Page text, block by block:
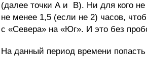
(далее точки А и В). Ни для кого не
не менее 1,5 (если не 2) часов,
с «Севера» на «Юг». И это без
На данный период времени